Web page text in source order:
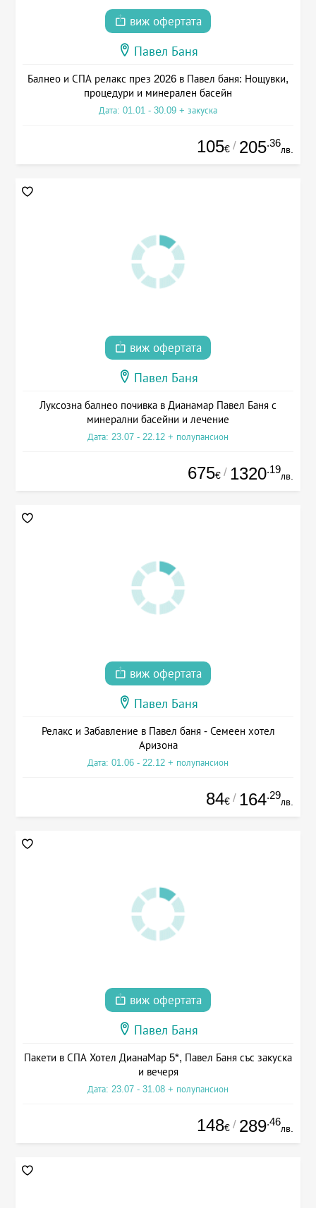
виж офертата
Павел Баня
Балнео и СПА релакс през 2026 в Павел баня: Нощувки,
процедури и минерален басейн
Дата: 01.01 - 30.09 + закуска
105€ / 205.36
лв.
виж офертата
Павел Баня
Луксозна балнео почивка в Дианамар Павел Баня с
минерални басейни и лечение
Дата: 23.07 - 22.12 + полупансион
675€ / 1320.19
лв.
виж офертата
Павел Баня
Релакс и Забавление в Павел баня - Семеен хотел
Аризона
Дата: 01.06 - 22.12 + полупансион
84€ / 164.29
лв.
виж офертата
Павел Баня
Пакети в СПА Хотел ДианаМар 5*, Павел Баня със закуска
и вечеря
Дата: 23.07 - 31.08 + полупансион
148€ / 289.46
лв.